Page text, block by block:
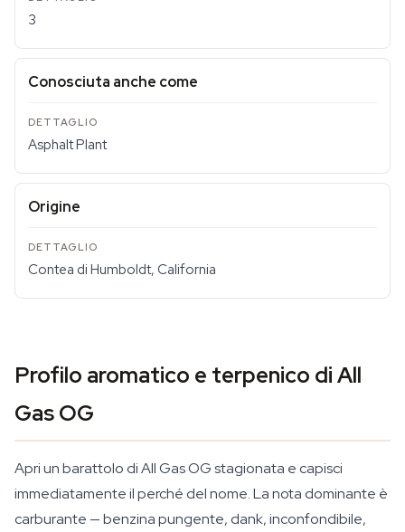
3
Conosciuta anche come
Asphalt Plant
Origine
Contea di Humboldt, California
Profilo aromatico e terpenico di All
Gas OG
Apri un barattolo di All Gas OG stagionata e capisci
immediatamente il perché del nome. La nota dominante è
carburante — benzina pungente, dank, inconfondibile,